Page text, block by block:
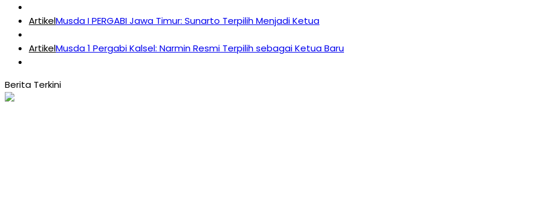
ArtikelMusda I PERGABI Jawa Timur: Sunarto Terpilih Menjadi Ketua
ArtikelMusda 1 Pergabi Kalsel: Narmin Resmi Terpilih sebagai Ketua Baru